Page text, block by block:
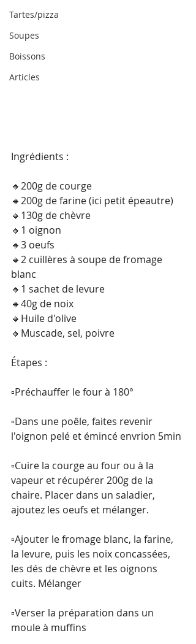
Tartes/pizza
Soupes
Boissons
Articles
Ingrédients :
🔸200g de courge
🔸200g de farine (ici petit épeautre)
🔸130g de chèvre
🔸1 oignon
🔸3 oeufs
🔸2 cuillères à soupe de fromage
blanc
🔸1 sachet de levure
🔸40g de noix
🔸Huile d'olive
🔸Muscade, sel, poivre
Étapes :
▫️Préchauffer le four à 180°
▫️Dans une poêle, faites revenir
l'oignon pelé et émincé envrion 5min
▫️Cuire la courge au four ou à la
vapeur et récupérer 200g de la
chaire. Placer dans un saladier,
ajoutez les oeufs et mélanger.
▫️Ajouter le fromage blanc, la farine,
la levure, puis les noix concassées,
les dés de chèvre et les oignons
cuits. Mélanger
▫️Verser la préparation dans un
moule à muffins